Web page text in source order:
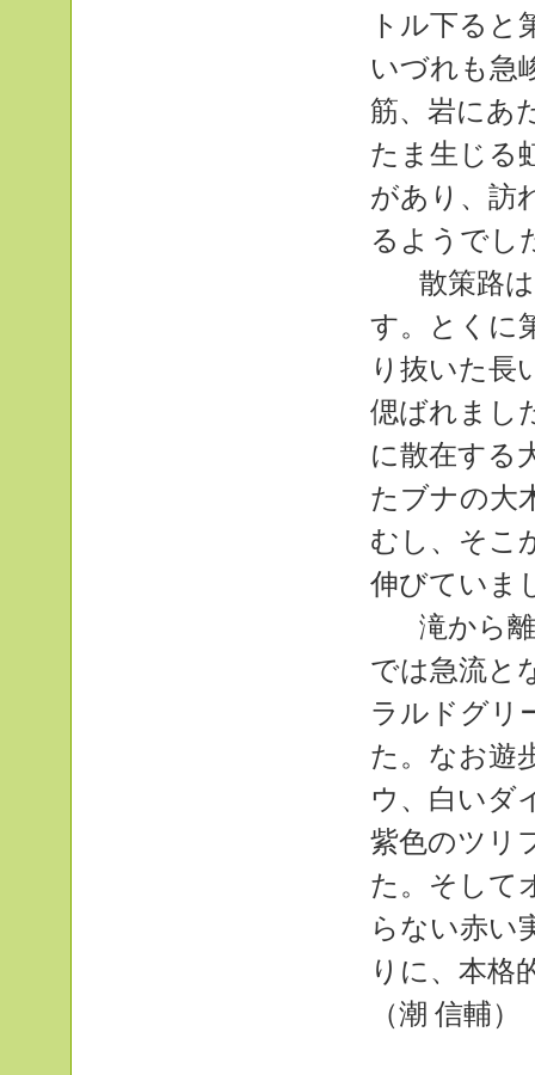
トル下ると
いづれも急
筋、岩にあ
たま生じる
があり、訪
るようでし
散策路は
す。とくに
り抜いた長
偲ばれまし
に散在する
たブナの大
むし、そこ
伸びていま
滝から離
では急流と
ラルドグリ
た。なお遊
ウ、白いダ
紫色のツリ
た。そして
らない赤い
りに、本格
（潮 信輔）